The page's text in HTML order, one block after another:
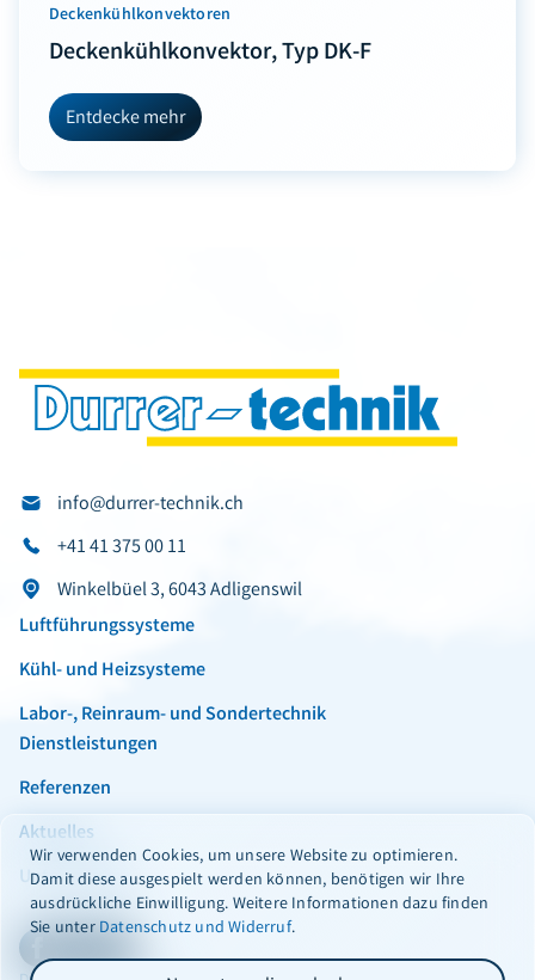
Deckenkühlkonvektoren
Deckenkühlkonvektor, Typ DK-F
Entdecke mehr
info@durrer-technik.ch
+41 41 375 00 11
Winkelbüel 3, 6043 Adligenswil
Luftführungssysteme
Kühl- und Heizsysteme
Labor-, Reinraum- und Sondertechnik
Dienstleistungen
Referenzen
Aktuelles
Unternehmen
FacebookInstagramLinkedIn
Wir verwenden Cookies, um unsere Website zu optimieren.
Damit diese ausgespielt werden können, benötigen wir Ihre
ausdrückliche Einwilligung. Weitere Informationen dazu finden
Sie unter Datenschutz und Widerruf.